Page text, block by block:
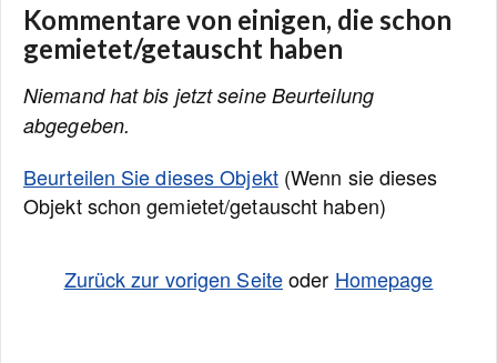
Kommentare von einigen, die schon
gemietet/getauscht haben
Niemand hat bis jetzt seine Beurteilung
abgegeben.
Beurteilen Sie dieses Objekt(Wenn sie dieses
Objekt schon gemietet/getauscht haben)
Zurück zur vorigen Seiteoder Homepage